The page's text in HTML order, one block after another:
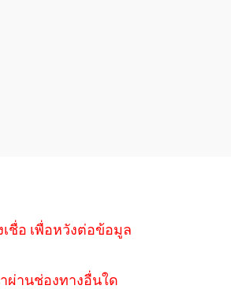
ชื่อ เพื่อหวังต่อข้อมูล
ผ่านช่องทางอื่นใด